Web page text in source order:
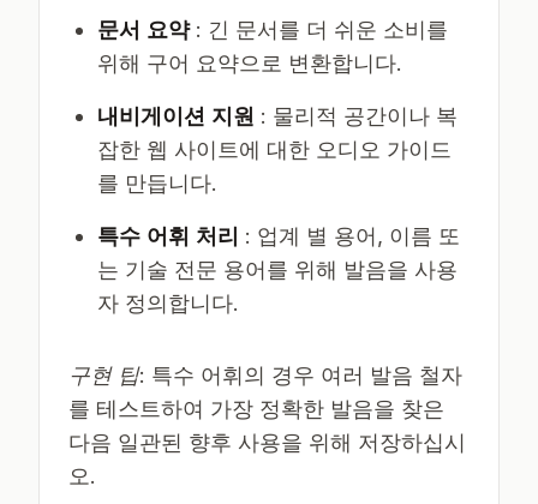
문서 요약 : 긴 문서를 더 쉬운 소비를
위해 구어 요약으로 변환합니다.
내비게이션 지원 : 물리적 공간이나 복
잡한 웹 사이트에 대한 오디오 가이드
를 만듭니다.
특수 어휘 처리 : 업계 별 용어, 이름 또
는 기술 전문 용어를 위해 발음을 사용
자 정의합니다.
구현 팁: 특수 어휘의 경우 여러 발음 철자
를 테스트하여 가장 정확한 발음을 찾은
다음 일관된 향후 사용을 위해 저장하십시
오.